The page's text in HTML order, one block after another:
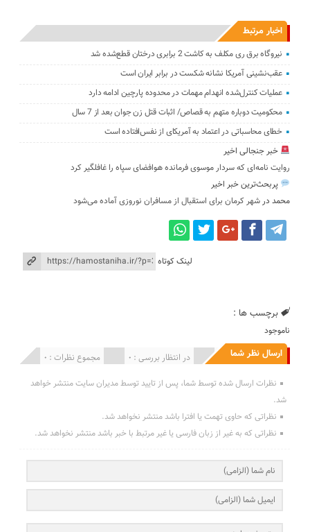
اخبار مرتبط
نیروگاه برق ری مکلف به کاشت 2 برابری درختان قطع‌شده شد
عقب‌نشینی آمریکا نشانه شکست در برابر ایران است
عملیات کنترل‌شده انهدام مهمات در محدوده پارچین ادامه دارد
محکومیت دوباره متهم به قصاص/ اثبات قتل زن جوان بعد از 7 سال
خطای محاسباتی در اعتماد به آمریکای از نفس‌افتاده است
خبر جنجالی اخیر
روایت نامه‌ای که سردار موسوی فرمانده هوافضای سپاه را غافلگیر کرد
پربحث‌ترین خبر اخیر
محمد درشهر کرمان برای استقبال از مسافران نوروزی آماده می‌شود
لینک کوتاه
برچسب ها :
ناموجود
ارسال نظر شما مجموع نظرات : 0 در انتظار بررسی : 0 انتشار یافته : 0
نظرات ارسال شده توسط شما، پس از تایید توسط مدیران سایت منتشر خواهد
شد.
نظراتی که حاوی تهمت یا افترا باشد منتشر نخواهد شد.
نظراتی که به غیر از زبان فارسی یا غیر مرتبط با خبر باشد منتشر نخواهد شد.